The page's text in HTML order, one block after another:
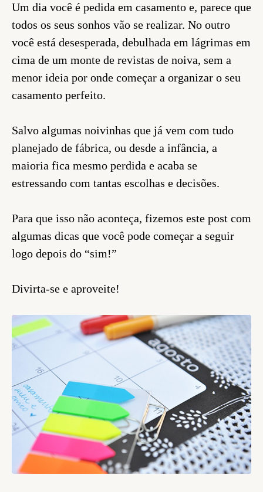
Um dia você é pedida em casamento e, parece que
todos os seus sonhos vão se realizar. No outro
você está desesperada, debulhada em lágrimas em
cima de um monte de revistas de noiva, sem a
menor ideia por onde começar a organizar o seu
casamento perfeito.
Salvo algumas noivinhas que já vem com tudo
planejado de fábrica, ou desde a infância, a
maioria fica mesmo perdida e acaba se
estressando com tantas escolhas e decisões.
Para que isso não aconteça, fizemos este post com
algumas dicas que você pode começar a seguir
logo depois do “sim!”
Divirta-se e aproveite!